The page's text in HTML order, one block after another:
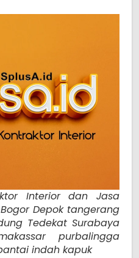
Interior dan Jasa
Depok tangerang
Tedekat Surabaya
purbalingga
indah kapuk